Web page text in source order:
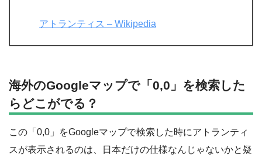
アトランティス – Wikipedia
海外のGoogleマップで「0,0」を検索した
らどこがでる？
この「0,0」をGoogleマップで検索した時にアトランティ
スが表示されるのは、日本だけの仕様なんじゃないかと疑